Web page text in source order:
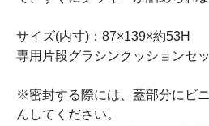
サイズ(内寸)：87×139×約53H
専用片段グラシンクッションセ
※密封する際には、蓋部分にビ
んしてください。